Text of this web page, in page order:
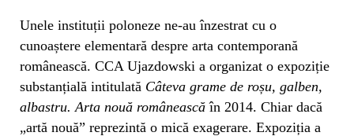
Unele instituții poloneze ne-au înzestrat cu o
cunoaștere elementară despre arta contemporană
românească. CCA Ujazdowski a organizat o expoziție
substanțială intitulată Câteva grame de roșu, galben,
albastru. Arta nouă româneascăîn 2014. Chiar dacă
„artă nouă” reprezintă o mică exagerare. Expoziția a